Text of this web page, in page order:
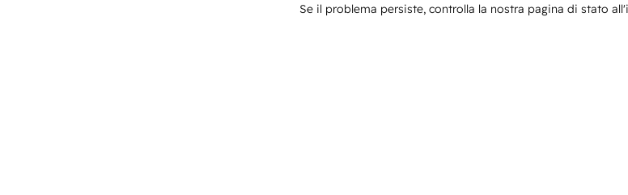
Se il problema persiste, controlla la nostra pagina di stato